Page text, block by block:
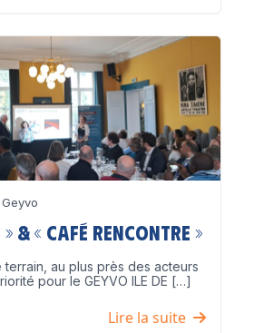
Geyvo
& « Café Rencontre »
terrain, au plus près des acteurs
pour le GEYVO ILE DE […]
Lire la suite